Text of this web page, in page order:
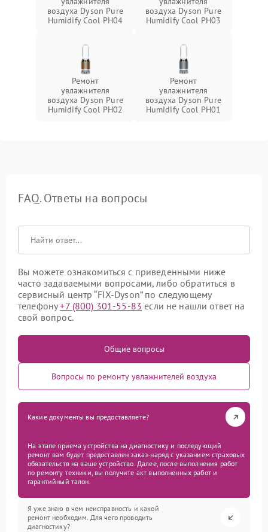
воздуха Dyson Pure
Humidify Cool PH04
воздуха Dyson Pure
Humidify Cool PH03
Ремонт
увлажнителя
воздуха Dyson Pure
Humidify Cool PH02
Ремонт
увлажнителя
воздуха Dyson Pure
Humidify Cool PH01
FAQ. Ответы на вопросы
Вы можете ознакомиться с приведенными ниже
часто задаваемыми вопросами, либо обратиться в
сервисный центр “FIX-Dyson” по следующему
телефону+7 (800) 301-55-83 если не нашли ответ на
свой вопрос.
Общие вопросы
Вопросы по ремонту увлажнителей воздуха
Какие документы вы предоставляете?
На этапе приема устройства на диагностику и последующий
ремонт вам будет предоставлен заказ-наряд с указанием страховых
обязательств на ваше устройство. Далее, после выполнения работ
по ремонту техники, вы получите акт выполненных работ и
гарантийный талон.
Я уже знаю в чем неисправность и какой
ремонт необходим. Для чего проводить
диагностику?